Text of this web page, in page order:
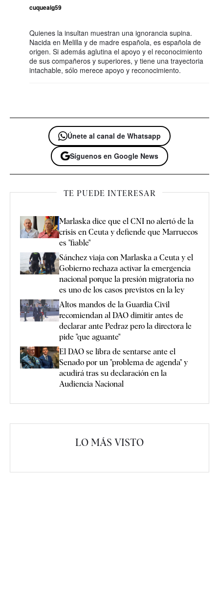
cuquealg59
Quienes la insultan muestran una ignorancia supina.
Nacida en Melilla y de madre española, es española de
origen. Si además aglutina el apoyo y el reconocimiento
de sus compañeros y superiores, y tiene una trayectoria
intachable, sólo merece apoyo y reconocimiento.
Únete al canal de Whatsapp
Síguenos en Google News
TE PUEDE INTERESAR
Marlaska dice que el CNI no alertó de la
crisis en Ceuta y defiende que Marruecos
es "fiable"
Sánchez viaja con Marlaska a Ceuta y el
Gobierno rechaza activar la emergencia
nacional porque la presión migratoria no
es uno de los casos previstos en la ley
Altos mandos de la Guardia Civil
recomiendan al DAO dimitir antes de
declarar ante Pedraz pero la directora le
pide "que aguante"
El DAO se libra de sentarse ante el
Senado por un "problema de agenda" y
acudirá tras su declaración en la
Audiencia Nacional
LO MÁS VISTO